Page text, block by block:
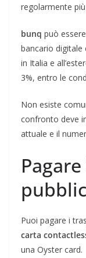
regolarmente
bunq può
bancario digitale
in Italia e
3%, entro le
Non esiste
confronto deve
attuale e il
Puoi pagare i
carta
una Oyster card.